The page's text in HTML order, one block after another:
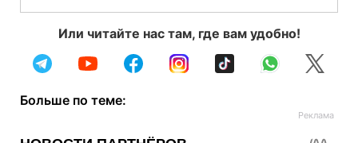
Или читайте нас там, где вам удобно!
Больше по теме: